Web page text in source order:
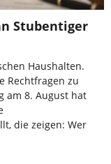
Stubentiger
Haushalten.
Rechtfragen zu
am 8. August hat
die zeigen: Wer